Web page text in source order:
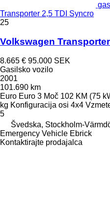
Transporter 2,5 TDI Syncro
25
Volkswagen
8.665 € 95.000 SEK
Gasilsko vozilo
2001
101.690 km
Euro Euro 3 Moč 102 KM (75
kg Konfiguracija osi 4x4
5
Švedska, Stockholm-
Emergency Vehicle Ebrick
Kontaktirajte prodajalca